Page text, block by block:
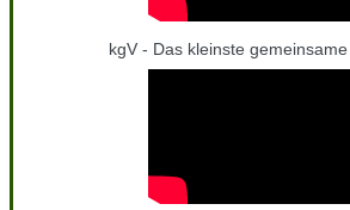
kgV - Das kleinste